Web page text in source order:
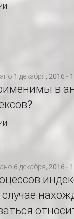
1 декабря, 2016 -
в
6 декабря, 2016 -